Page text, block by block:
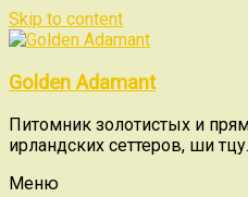
Skip to content
Golden Adamant
Питомник золотистых и
ирландских сеттеров, ши тцу.
Меню